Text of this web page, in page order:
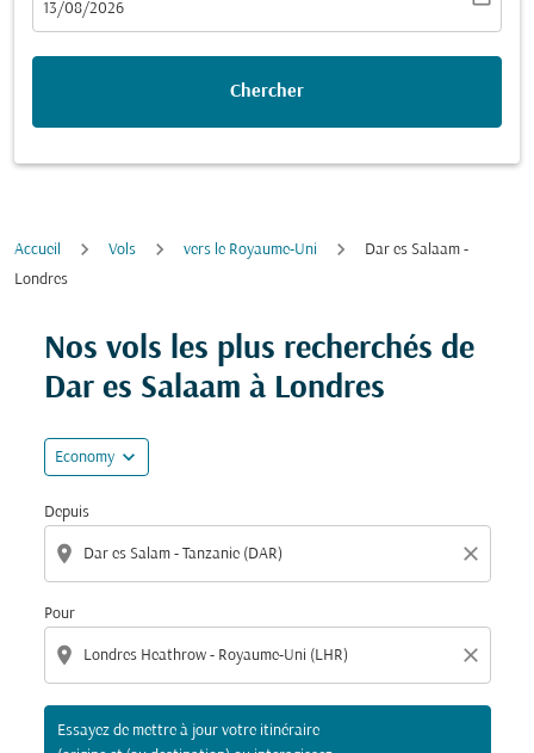
fc-booking-departure-date-aria-label
13/08/2026
Chercher
Accueil Vols vers le Royaume-Uni
Dar es Salaam -
Londres
Nos vols les plus recherchés de
Dar es Salaam à Londres
Economy expand_more
Depuis
location_on close
Pour
location_on close
Essayez de mettre à jour votre itinéraire
Essayez de mettre à jour votre itinéraire (origine et/